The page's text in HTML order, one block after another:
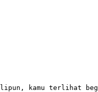
kamu terlihat